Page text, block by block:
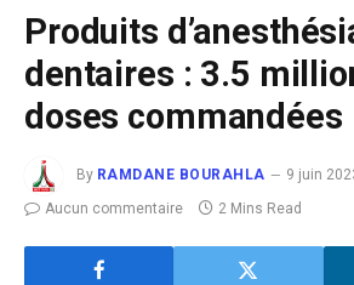
Produits
dentaires : 3.5
doses commandées
By RAMDANE BOURAHLA
9 juin
Aucun commentaire
2 Mins Read